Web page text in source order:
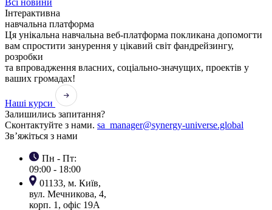
Інтерактивна
навчальна платформа
Ця унікальна навчальна веб-платформа покликана допомогти
вам спростити занурення у цікавий світ фандрейзингу,
розробки
та впровадження власних, соціально-значущих, проектів у
ваших громадах!
Наші курси
Залишились запитання?
Сконтактуйте з нами. sa_manager@synergy-universe.global
Зв’яжіться з нами
Пн - Пт:
09:00 - 18:00
01133, м. Київ,
вул. Мечникова, 4,
корп. 1, офіс 19А